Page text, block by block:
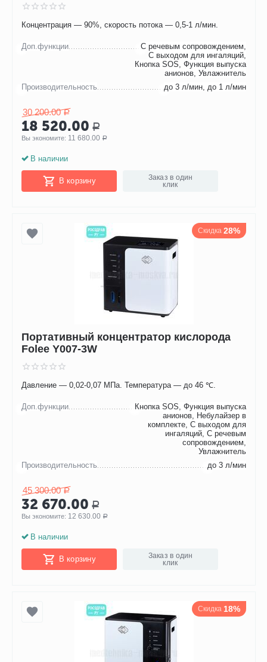
Концентрация — 90%, скорость потока — 0,5-1 л/мин.
Доп.функции
С речевым сопровождением,
С выходом для ингаляций,
Кнопка SOS, Функция выпуска
анионов, Увлажнитель
Производительность
до 3 л/мин, до 1 л/мин
30 200.00 Р
18 520.00 Р
Вы экономите: 11 680.00 Р
В наличии
В корзину
Заказ в один
клик
Скидка 28%
Портативный концентратор кислорода
Folee Y007-3W
Давление — 0,02-0,07 МПа. Температура — до 46 ℃.
Доп.функции
Кнопка SOS, Функция выпуска
анионов, Небулайзер в
комплекте, С выходом для
ингаляций, С речевым
сопровождением,
Увлажнитель
Производительность
до 3 л/мин
45 300.00 Р
32 670.00 Р
Вы экономите: 12 630.00 Р
В наличии
В корзину
Заказ в один
клик
Скидка 18%